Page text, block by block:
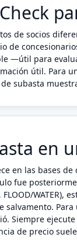
de socios
de
—útil para
útil. Para
subasta
en
en las bases
fue
FLOOD/
Siempre
de precio